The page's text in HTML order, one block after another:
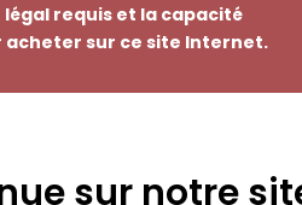
requis et la capacité
sur ce site Internet.
sur notre
Espale